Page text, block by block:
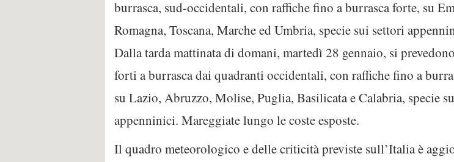
burrasca, sud-occidentali, con raffiche fino a burrasca forte, su
Romagna, Toscana, Marche ed Umbria, specie sui settori
Dalla tarda mattinata di domani, martedì 28 gennaio, si
forti a burrasca dai quadranti occidentali, con raffiche fino a
su Lazio, Abruzzo, Molise, Puglia, Basilicata e Calabria, specie
appenninici. Mareggiate lungo le coste esposte.
Il quadro meteorologico e delle criticità previste sull’Italia è